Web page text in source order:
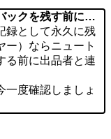
ックを残す前に…
録として永久に残
ー）ならニュート
る前に出品者と連
一度確認しましょ